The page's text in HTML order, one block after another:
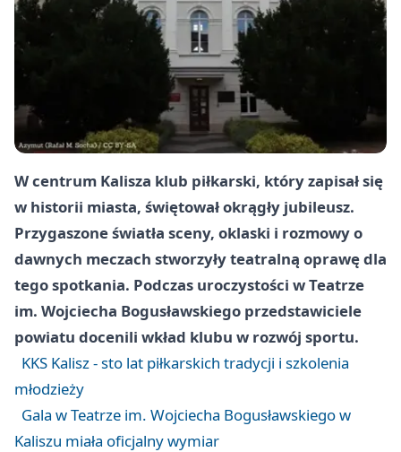
W centrum Kalisza klub piłkarski, który zapisał się
w historii miasta, świętował okrągły jubileusz.
Przygaszone światła sceny, oklaski i rozmowy o
dawnych meczach stworzyły teatralną oprawę dla
tego spotkania. Podczas uroczystości w Teatrze
im. Wojciecha Bogusławskiego przedstawiciele
powiatu docenili wkład klubu w rozwój sportu.
KKS Kalisz - sto lat piłkarskich tradycji i szkolenia
młodzieży
Gala w Teatrze im. Wojciecha Bogusławskiego w
Kaliszu miała oficjalny wymiar